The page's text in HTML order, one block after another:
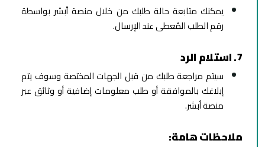
يمكنك متابعة حالة طلبك من خلال منصة أبشر بواسطة
رقم الطلب المُعطى عند الإرسال.
7. استلام الرد
سيتم مراجعة طلبك من قبل الجهات المختصة وسوف يتم
إبلاغك بالموافقة أو طلب معلومات إضافية أو وثائق عبر
منصة أبشر.
ملاحظات هامة: